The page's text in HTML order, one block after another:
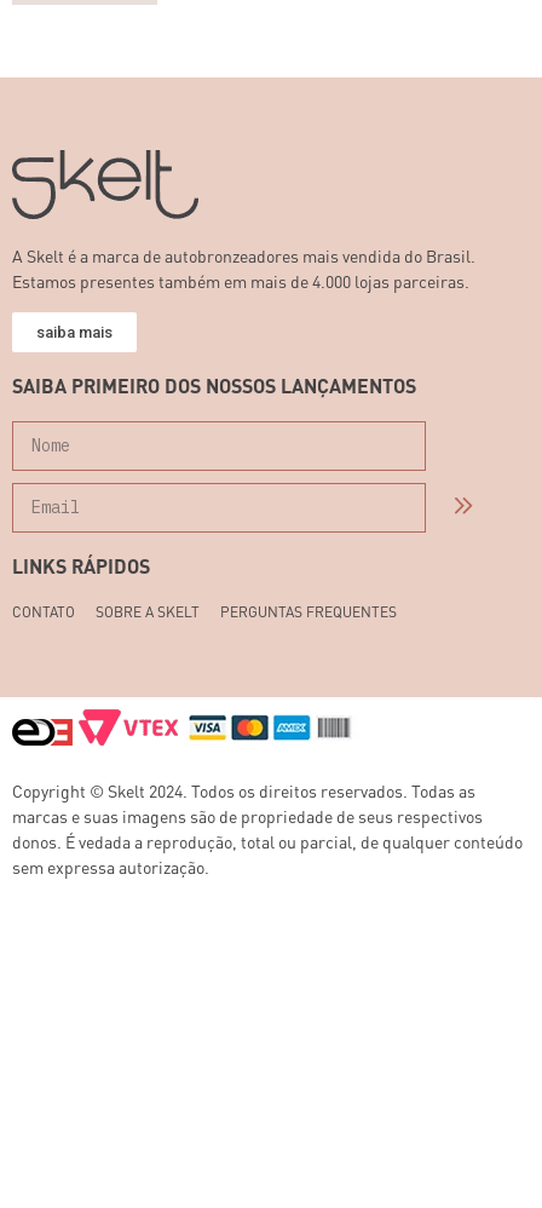
A Skelt é a marca de autobronzeadores mais vendida do Brasil.
Estamos presentes também em mais de 4.000 lojas parceiras.
saiba mais
SAIBA PRIMEIRO DOS NOSSOS LANÇAMENTOS
LINKS RÁPIDOS
CONTATO SOBRE A SKELT PERGUNTAS FREQUENTES
Copyright © Skelt 2024. Todos os direitos reservados. Todas as
marcas e suas imagens são de propriedade de seus respectivos
donos. É vedada a reprodução, total ou parcial, de qualquer conteúdo
sem expressa autorização.